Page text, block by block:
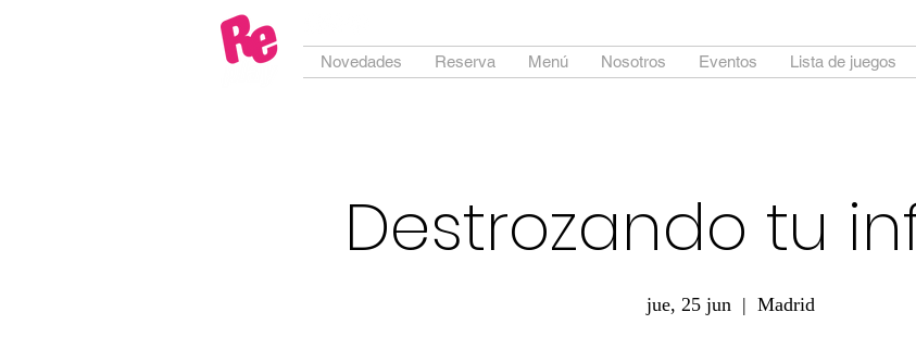
Novedades Reserva Menú Nosotros Eventos Lista de juegos
Destrozando tu
jue, 25 jun
  |
Madrid